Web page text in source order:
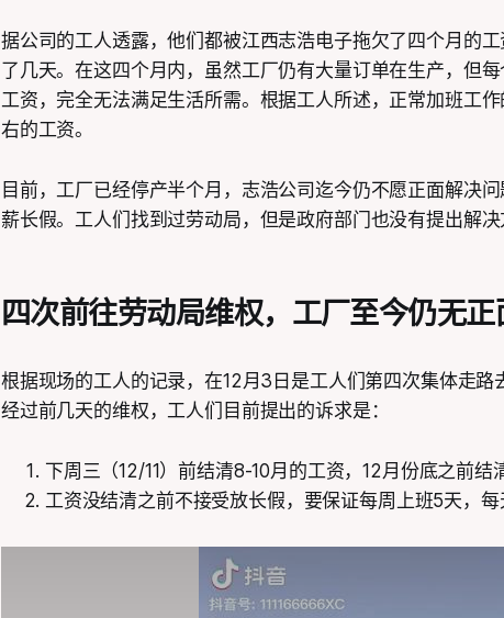
据公司的工人透露，他们都被江西志浩电子拖欠了四个月的
了几天。在这四个月内，虽然工厂仍有大量订单在生产，但
工资，完全无法满足生活所需。根据工人所述，正常加班工
右的工资。
目前，工厂已经停产半个月，志浩公司迄今仍不愿正面解决
薪长假。工人们找到过劳动局，但是政府部门也没有提出解决
四次前往劳动局维权，工厂至今仍无
根据现场的工人的记录，在12月3日是工人们第四次集体走路
经过前几天的维权，工人们目前提出的诉求是：
下周三（12/11）前结清8-10月的工资，12月份底之前结
工资没结清之前不接受放长假，要保证每周上班5天，每